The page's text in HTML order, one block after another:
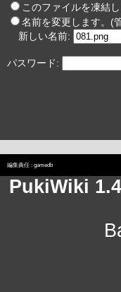
このファイルを凍結
名前を変更します。(
新しい名前:
パスワード:
編集責任 : gamedb
PukiWiki